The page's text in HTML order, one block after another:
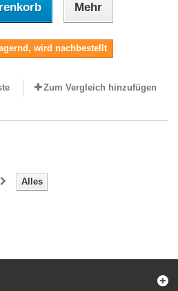
Mehr
wird nachbestellt
Zum Vergleich hinzufügen
Alles